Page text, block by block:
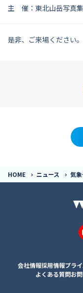
主 催：東北山岳写真
是非、ご来場ください。
HOME ニュース 気
会社情報採用情報プラ
よくある質問お